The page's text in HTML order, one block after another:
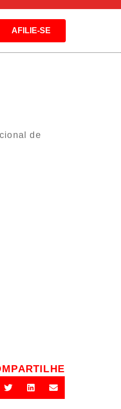
AFILIE-SE
de